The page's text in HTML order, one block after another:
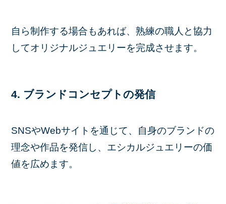
自ら制作する場合もあれば、熟練の職人と協力
してオリジナルジュエリーを完成させます。
4. ブランドコンセプトの発信
SNSやWebサイトを通じて、自身のブランドの
理念や作品を発信し、エシカルジュエリーの価
値を広めます。